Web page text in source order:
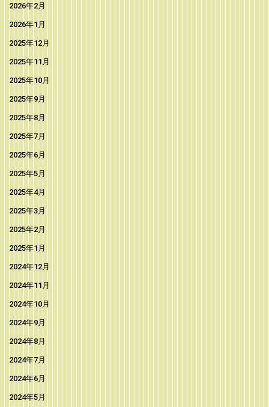
2026年2月
2026年1月
2025年12月
2025年11月
2025年10月
2025年9月
2025年8月
2025年7月
2025年6月
2025年5月
2025年4月
2025年3月
2025年2月
2025年1月
2024年12月
2024年11月
2024年10月
2024年9月
2024年8月
2024年7月
2024年6月
2024年5月